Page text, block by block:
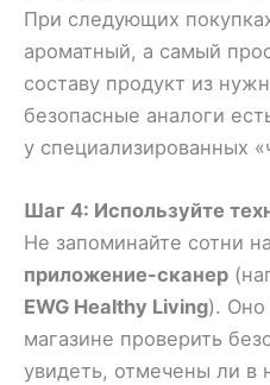
При следующих
ароматный, а самый
составу продукт из
безопасные аналоги
у специализированных
Шаг 4: Используйте
Не запоминайте сотни
приложение-сканер
EWG Healthy Living). Оно
магазине проверить
увидеть, отмечены ли в